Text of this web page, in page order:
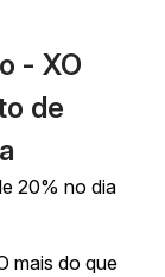
- XO
de
20% no dia
mais do que